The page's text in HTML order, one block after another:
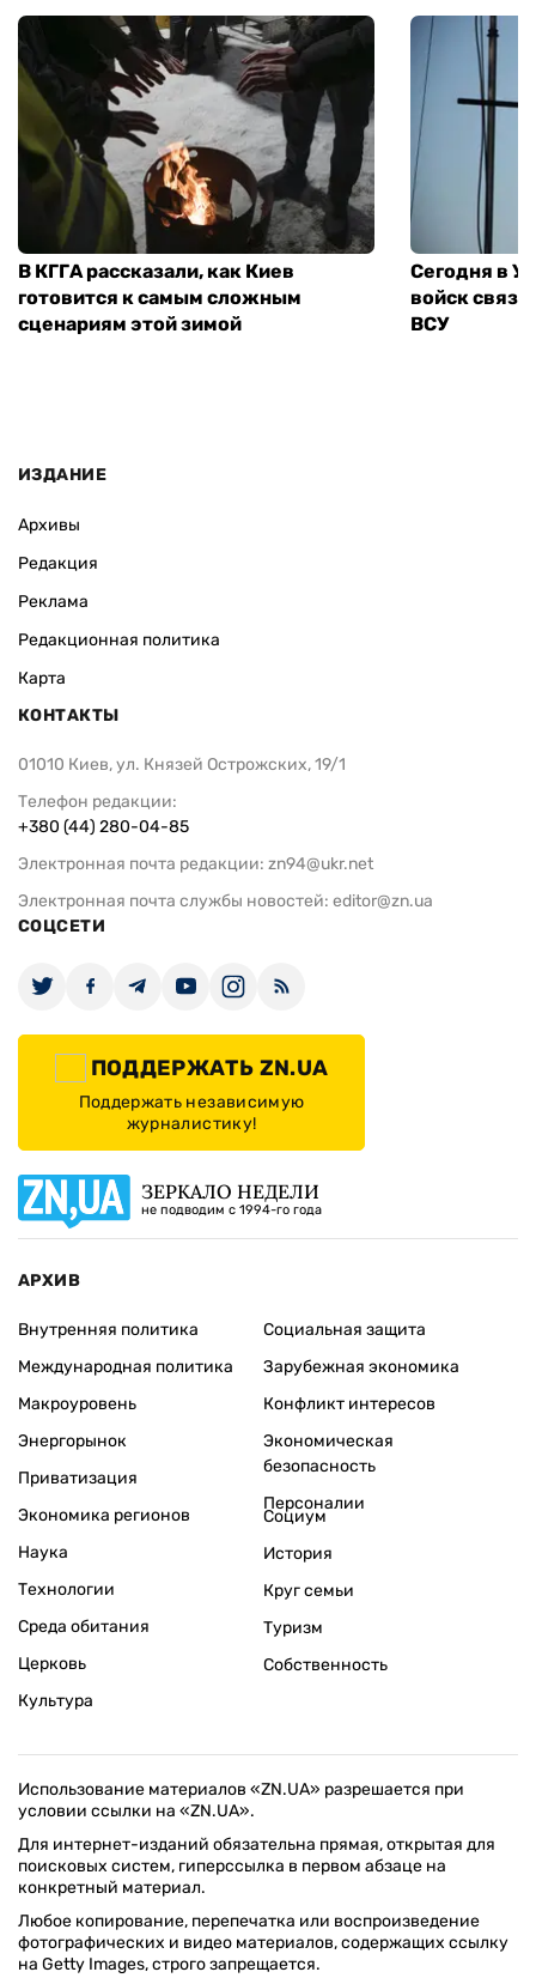
В КГГА рассказали, как Киев
готовится к самым сложным
сценариям этой зимой
Сегодня в
войск
ВСУ
ИЗДАНИЕ
Архивы
Редакция
Реклама
Редакционная политика
Карта
КОНТАКТЫ
01010 Киев, ул. Князей Острожских, 19/1
Телефон редакции:
+380 (44) 280-04-85
Электронная почта редакции: zn94@ukr.net
Электронная почта службы новостей: editor@zn.ua
СОЦСЕТИ
ПОДДЕРЖАТЬ ZN.UA
Поддержать независимую
журналистику!
ЗЕРКАЛО НЕДЕЛИ
не подводим с 1994-го года
АРХИВ
Внутренняя политика
Международная политика
Макроуровень
Энергорынок
Приватизация
Экономика регионов
Социальная защита
Зарубежная экономика
Конфликт интересов
Экономическая
безопасность
Персоналии
Наука
Технологии
Среда обитания
Церковь
Культура
Социум
История
Круг семьи
Туризм
Собственность
Использование материалов «ZN.UA» разрешается при
условии ссылки на «ZN.UA».
Для интернет-изданий обязательна прямая, открытая для
поисковых систем, гиперссылка в первом абзаце на
конкретный материал.
Любое копирование, перепечатка или воспроизведение
фотографических и видео материалов, содержащих ссылку
на Getty Images, строго запрещается.